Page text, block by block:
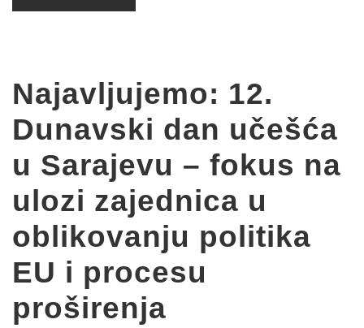
Najavljujemo: 12.
Dunavski dan učešća
u Sarajevu – fokus na
ulozi zajednica u
oblikovanju politika
EU i procesu
proširenja